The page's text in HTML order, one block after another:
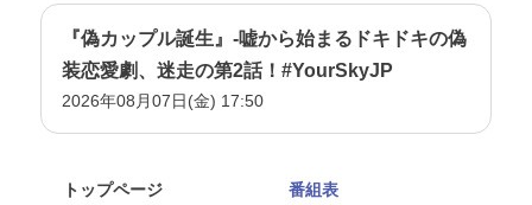
『偽カップル誕生』-嘘から始まるドキドキの偽
装恋愛劇、迷走の第2話！#YourSkyJP
2026年08月07日(金) 17:50
トップページ 番組表